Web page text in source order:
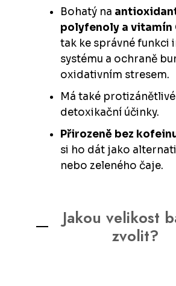
Bohatý na
polyfenoly a vitamín
tak ke správné funkci
systému a ochraně
oxidativním stresem.
Má také protizánětlivé
detoxikační účinky.
Přirozeně bez
si ho dát jako
nebo zeleného čaje.
Jakou velikost
zvolit?